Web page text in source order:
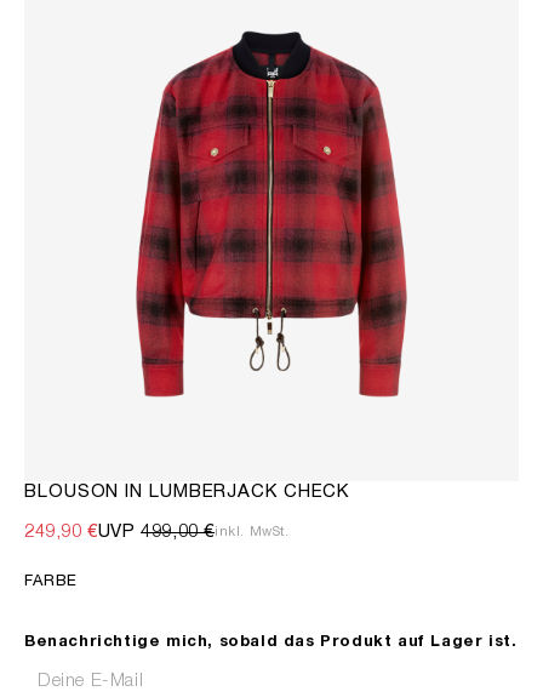
BLOUSON IN LUMBERJACK CHECK
249,90 €UVP499,00 €inkl. MwSt.
FARBE
Benachrichtige mich, sobald das Produkt auf Lager ist.